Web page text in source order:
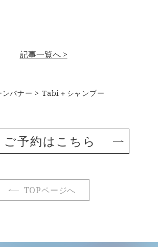
記事一覧へ >
バナー Tabi＋シャンプー
ご予約はこちら
TOPページへ